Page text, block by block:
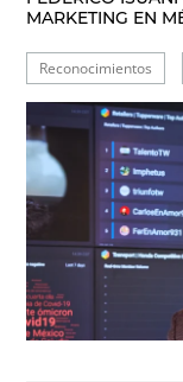
MARKETING EN
Reconocimientos